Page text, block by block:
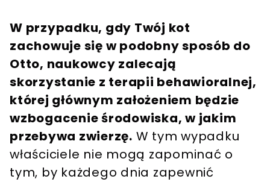
W przypadku, gdy Twój kot
zachowuje się w podobny sposób do
Otto, naukowcy zalecają
skorzystanie z terapii behawioralnej,
której głównym założeniem będzie
wzbogacenie środowiska, w jakim
przebywa zwierzę. W tym wypadku
właściciele nie mogą zapominać o
tym, by każdego dnia zapewnić